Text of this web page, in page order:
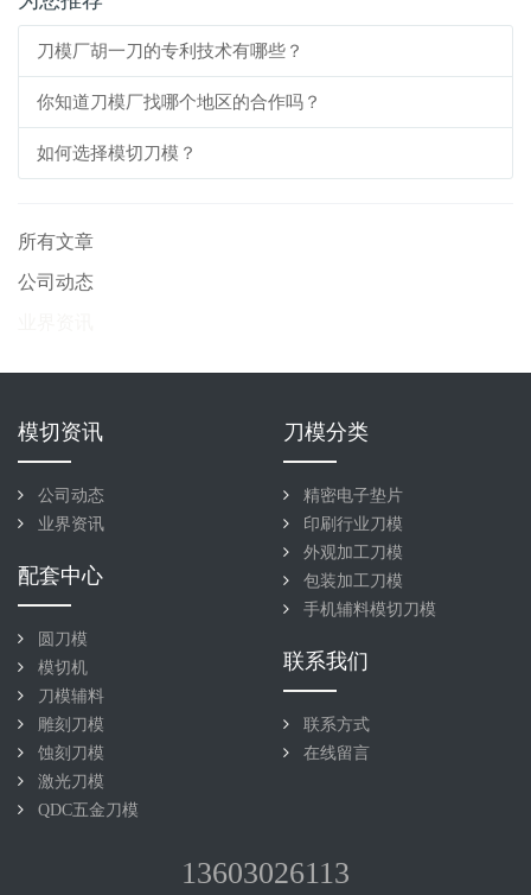
刀模厂胡一刀的专利技术有哪些？
你知道刀模厂找哪个地区的合作吗？
如何选择模切刀模？
所有文章
公司动态
模切资讯
公司动态
业界资讯
刀模分类
精密电子垫片
印刷行业刀模
外观加工刀模
包装加工刀模
手机辅料模切刀模
配套中心
圆刀模
模切机
刀模辅料
雕刻刀模
蚀刻刀模
激光刀模
QDC五金刀模
联系我们
联系方式
在线留言
13603026113